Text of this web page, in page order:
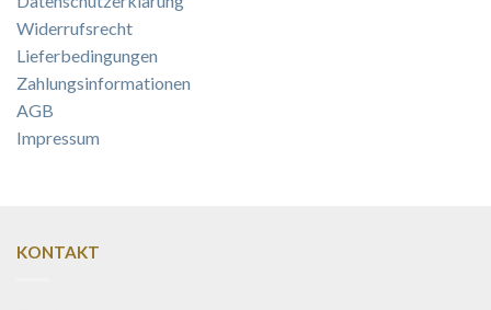
Widerrufsrecht
Lieferbedingungen
Zahlungsinformationen
AGB
Impressum
KONTAKT